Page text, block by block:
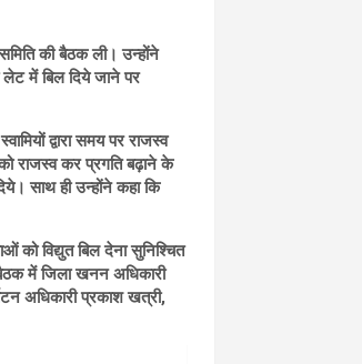
की बैठक ली। उन्होंने
लेट में बिल दिये जाने पर
द्वारा समय पर राजस्व
राजस्व कर प्रगति बढ़ाने के
साथ ही उन्होंने कहा कि
को विद्युत बिल देना सुनिश्चित
में जिला खनन अधिकारी
अधिकारी प्रकाश खत्री,